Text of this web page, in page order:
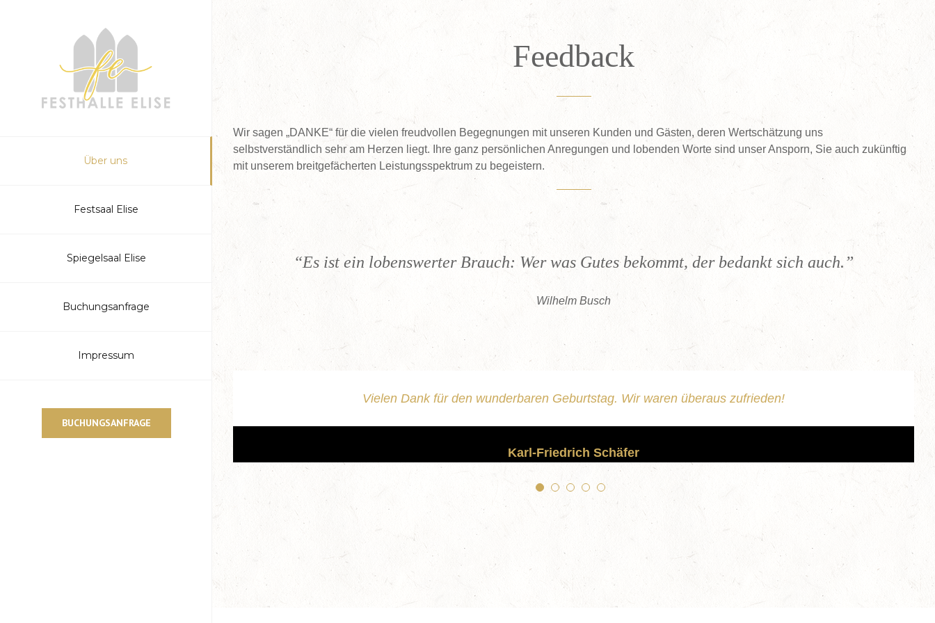
Über uns
Festsaal Elise
Spiegelsaal Elise
Buchungsanfrage
Impressum
BUCHUNGSANFRAGE
Feedback
Wir sagen „DANKE“ für die vielen freudvollen Begegnungen mit unseren Kunden und Gästen, deren Wertschätzung uns
selbstverständlich sehr am Herzen liegt. Ihre ganz persönlichen Anregungen und lobenden Worte sind unser Ansporn, Sie auch zukünftig
mit unserem breitgefächerten Leistungsspektrum zu begeistern.
“Es ist ein lobenswerter Brauch: Wer was Gutes bekommt, der bedankt sich auch.”
Wilhelm Busch
Vielen Dank für den wunderbaren Geburtstag. Wir waren überaus zufrieden!
Karl-Friedrich Schäfer